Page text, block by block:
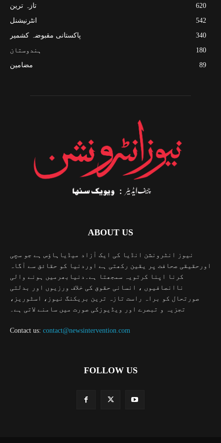
تازہ ترین
620
انٹرنیشنل
542
پاکستانی مقبوضہ کشمیر
340
ہندوستان
180
مضامین
89
ABOUT US
نیوز انٹرونشن انڈیا کی ایک آزاد میڈیاہاؤس ہے جو سچی
اورحقیقی صحافت پر یقین رکھتی ہے اوردنیا کو حقائق سے آگاہ
کرنا اپنا کرتویہ سمجھتا ہے۔دنیابھرمیں ہونے والی
ناانصافیوں ، انسانی حقوق کی خلاف ورزیوں اور بدلتی
صورتحال کو براہ راست تازہ ترین بریکنگ نیوز، اسٹوریز،
تجزیہ و تبصرے اور ویڈیوزکی صورت میں سامنے لاتی ہے۔
Contact us: contact@newsintervention.com
FOLLOW US